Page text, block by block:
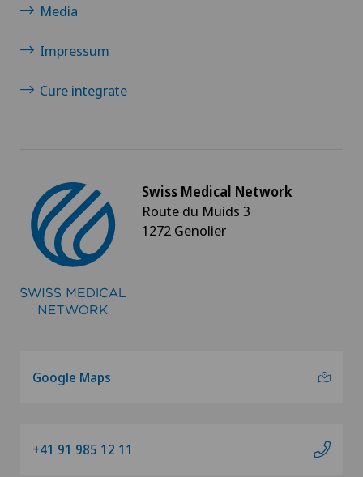
Media
Impressum
Cure integrate
Swiss Medical Network
Route du Muids 3
1272 Genolier
Google Maps
+41 91 985 12 11